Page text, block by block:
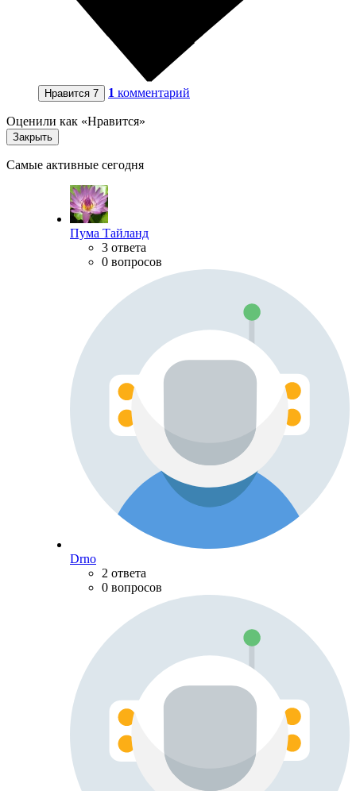
Нравится 7 1 комментарий
Оценили как «Нравится»
Закрыть
Самые активные сегодня
Пума Тайланд
3 ответа
0 вопросов
Drno
2 ответа
0 вопросов